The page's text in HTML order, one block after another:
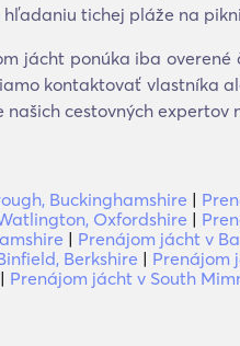
tichej pláže na
jácht ponúka iba
kontaktovať vlastníka
našich cestovných
Buckinghamshire |
Oxfordshire |
| Prenájom jácht v
Berkshire | Prenájom
| Prenájom jácht v South